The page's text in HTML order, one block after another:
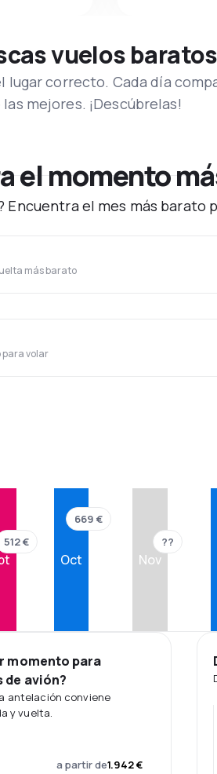
vuelos
lugar correcto. Cada día
mejores. ¡Descúbrelas!
el momento
Encuentra el mes más barato
más barato
para volar
512 €
Oct
669 €
Nov
??
momento para
avión?
antelación conviene
y vuelta.
a partir de1.942 €